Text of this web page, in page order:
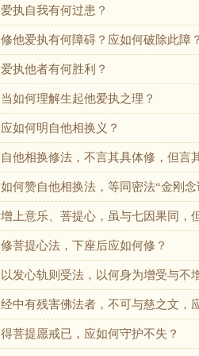
爱执自我有何过患？
修他爱执有何障碍？应如何破除此障
爱执他者有何胜利？
当如何理解生起他爱执之理？
应如何明自他相换义？
自他相换修法，不言其具体修，但言
如何赞自他相换法，等同密法“金刚念
增上意乐、菩提心，虽与七因果同，
修菩提心法，下座后应如何修？
以发心轨则受法，以何身为增受与不
经中有残害佛法者，不可与慈之文，
得菩提愿戒已，应如何守护不失？